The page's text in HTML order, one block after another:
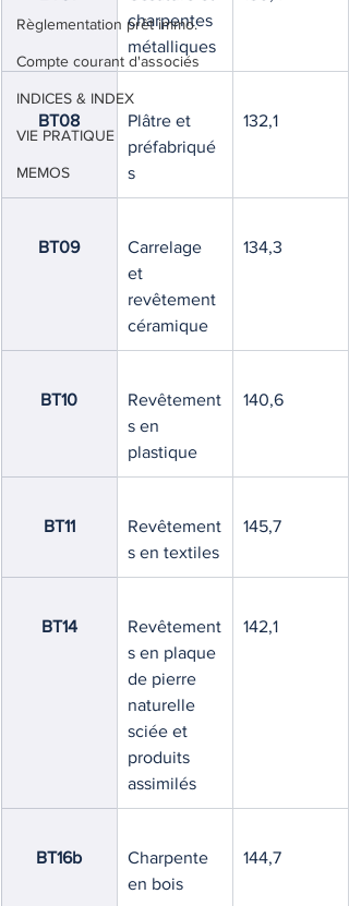
Règlementation prêt immo.
Compte courant d'associés
INDICES & INDEX
VIE PRATIQUE
MEMOS
charpentes
métalliques
BT08
Plâtre et
préfabriqué
s
132,1
BT09
Carrelage
et
revêtement
céramique
134,3
BT10
Revêtement
s en
plastique
140,6
BT11
Revêtement
s en textiles
145,7
BT14
Revêtement
s en plaque
de pierre
naturelle
sciée et
produits
assimilés
142,1
BT16b
Charpente
en bois
144,7